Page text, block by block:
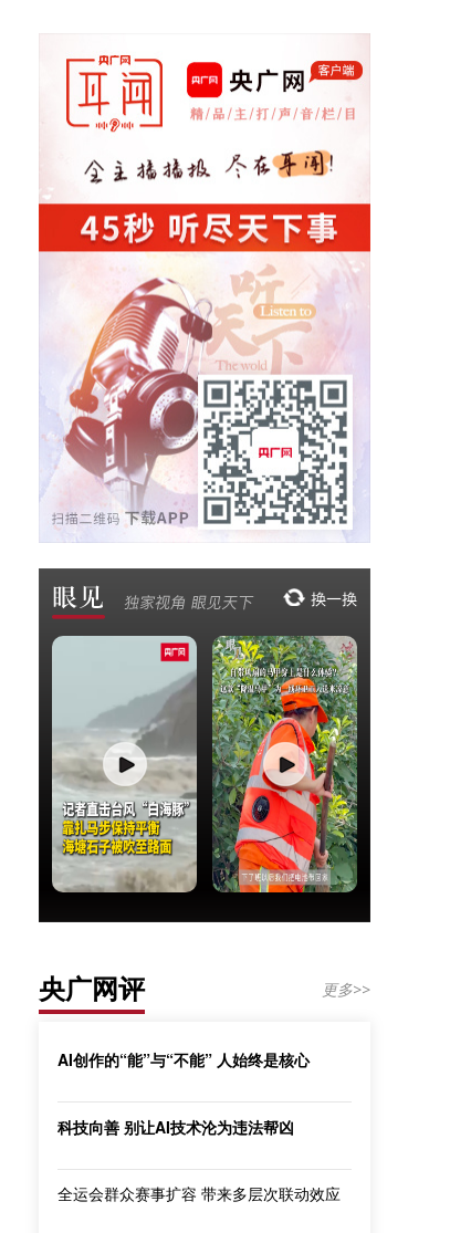
央广网评 更多>>
AI创作的“能”与“不能” 人始终是核心
科技向善 别让AI技术沦为违法帮凶
全运会群众赛事扩容 带来多层次联动效应